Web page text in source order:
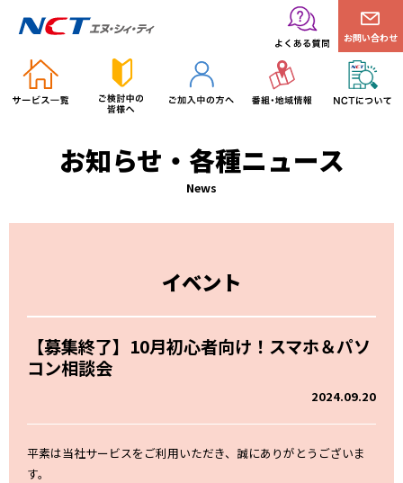
お問い合わせ
お知らせ・各種ニュース
News
イベント
【募集終了】10月初心者向け！スマホ＆パソ
コン相談会
2024.09.20
平素は当社サービスをご利用いただき、誠にありがとうございま
す。